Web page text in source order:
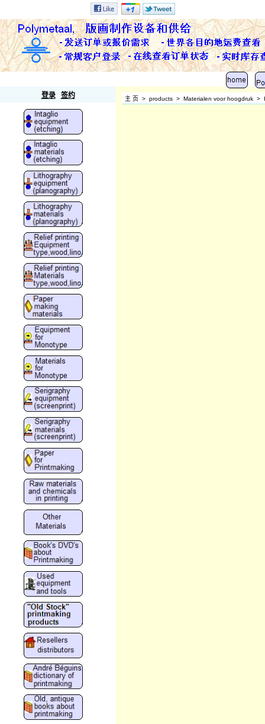
登录 签约 主 页 > products > Materialen voor hoogdruk >